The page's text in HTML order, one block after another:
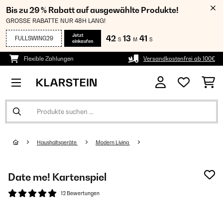
Bis zu 29 % Rabatt auf ausgewählte Produkte!
GROSSE RABATTE NUR 48H LANG!
FULLSWING29
Jetzt
einkaufen
42 S 13 M 40 S
Flexible Zahlungen Versandkostenfrei ab 100€
Haushaltsgeräte Modern Living
Date me! Kartenspiel
12 Bewertungen